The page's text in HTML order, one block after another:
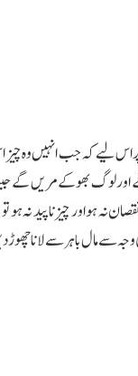
اس لیے کہ جب انہیں وہ
اورلوگ بھوکے مریں گے
ہو اور چیز ناپید نہ
سے مال باہر سے لانا